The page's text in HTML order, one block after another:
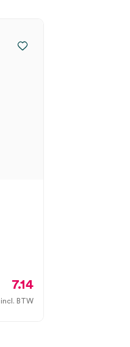
7.14
incl. BTW